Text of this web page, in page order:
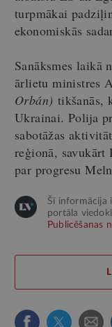
turpmākai
ekonomiskās
Sanāksmes laikā
ārlietu ministres
Orbán) tikšanās,
Ukrainai. Polija
sabotāžas
reģionā,
par progresu
Šī informācija
portāla
Publicēšanas